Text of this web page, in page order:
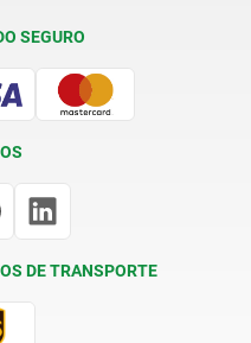
SEGURO
DE TRANSPORTE